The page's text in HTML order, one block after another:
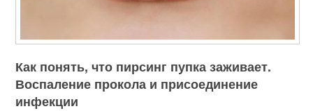
Как понять, что пирсинг пупка заживает.
Воспаление прокола и присоединение
инфекции